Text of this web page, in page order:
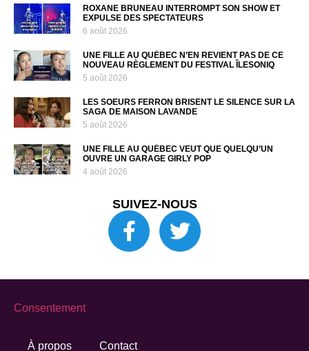
ROXANE BRUNEAU INTERROMPT SON SHOW ET
EXPULSE DES SPECTATEURS
6 août 2026
UNE FILLE AU QUÉBEC N’EN REVIENT PAS DE CE
NOUVEAU RÈGLEMENT DU FESTIVAL ÎLESONIQ
5 août 2026
LES SOEURS FERRON BRISENT LE SILENCE SUR LA
SAGA DE MAISON LAVANDE
5 août 2026
UNE FILLE AU QUÉBEC VEUT QUE QUELQU’UN
OUVRE UN GARAGE GIRLY POP
4 août 2026
SUIVEZ-NOUS
À propos Contact
Consentement